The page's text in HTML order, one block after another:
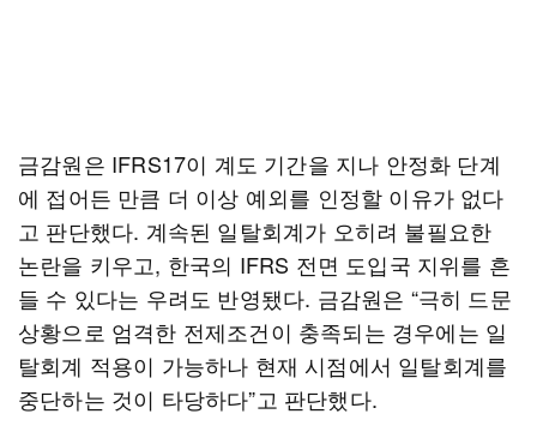
금감원은 IFRS17이 계도 기간을 지나 안정화 단계
에 접어든 만큼 더 이상 예외를 인정할 이유가 없다
고 판단했다. 계속된 일탈회계가 오히려 불필요한
논란을 키우고, 한국의 IFRS 전면 도입국 지위를 흔
들 수 있다는 우려도 반영됐다. 금감원은 “극히 드문
상황으로 엄격한 전제조건이 충족되는 경우에는 일
탈회계 적용이 가능하나 현재 시점에서 일탈회계를
중단하는 것이 타당하다”고 판단했다.